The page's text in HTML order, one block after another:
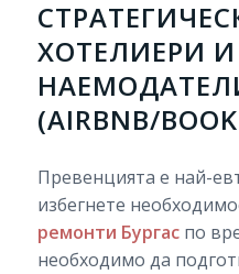
ХОТЕЛИЕРИ И
(AIRBNB/
Превенцията е най-
избегнете
ремонти Бургаспо
необходимо да